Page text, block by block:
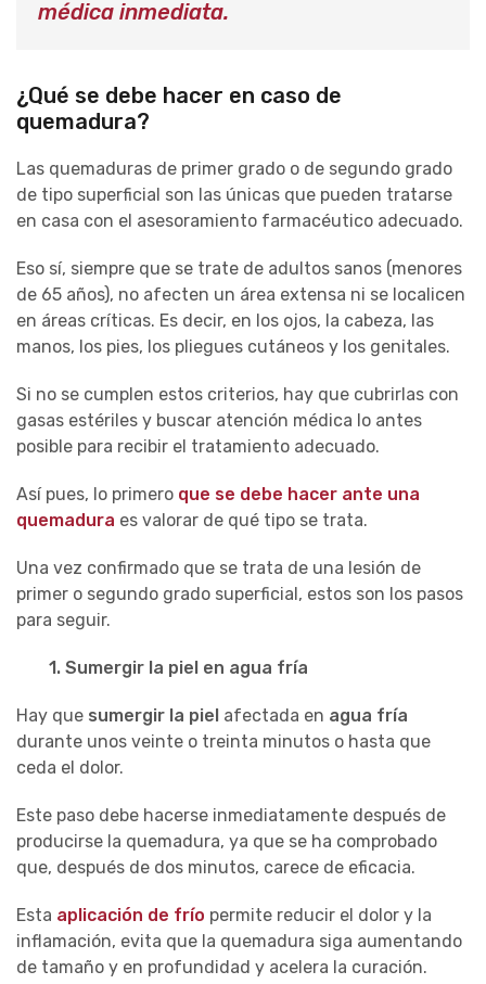
médica inmediata.
¿Qué se debe hacer en caso de
quemadura?
Las quemaduras de primer grado o de segundo grado
de tipo superficial son las únicas que pueden tratarse
en casa con el asesoramiento farmacéutico adecuado.
Eso sí, siempre que se trate de adultos sanos (menores
de 65 años), no afecten un área extensa ni se localicen
en áreas críticas. Es decir, en los ojos, la cabeza, las
manos, los pies, los pliegues cutáneos y los genitales.
Si no se cumplen estos criterios, hay que cubrirlas con
gasas estériles y buscar atención médica lo antes
posible para recibir el tratamiento adecuado.
Así pues, lo primero que se debe hacer ante una
quemadura es valorar de qué tipo se trata.
Una vez confirmado que se trata de una lesión de
primer o segundo grado superficial, estos son los pasos
para seguir.
1. Sumergir la piel en agua fría
Hay que sumergir la piel afectada en agua fría
durante unos veinte o treinta minutos o hasta que
ceda el dolor.
Este paso debe hacerse inmediatamente después de
producirse la quemadura, ya que se ha comprobado
que, después de dos minutos, carece de eficacia.
Esta aplicación de frío permite reducir el dolor y la
inflamación, evita que la quemadura siga aumentando
de tamaño y en profundidad y acelera la curación.